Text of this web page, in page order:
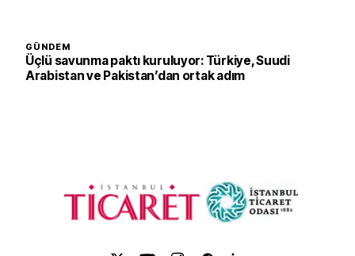
GÜNDEM
Üçlü savunma paktı kuruluyor: Türkiye, Suudi
Arabistan ve Pakistan’dan ortak adım